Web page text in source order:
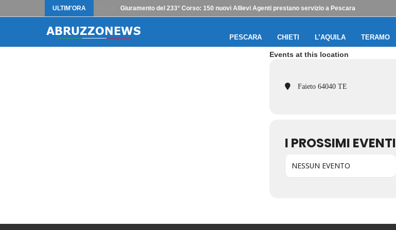
ULTIM'ORA Giuramento del 233° Corso: 150 nuovi Allievi Agenti prestano servizio a Pescara
PESCARA CHIETI L’AQUILA TERAMO
Events at this location
Faieto 64040 TE
I PROSSIMI EVENTI
NESSUN EVENTO